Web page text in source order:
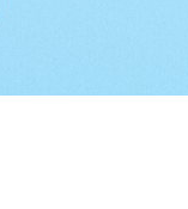
이런 사람은 본
하는 체험을 했
, 원칙대로 본
중에서)